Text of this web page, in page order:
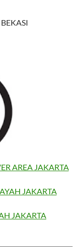
AREA JAKARTA
JAKARTA
JAKARTA